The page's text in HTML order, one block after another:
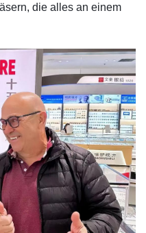
die alles an einem